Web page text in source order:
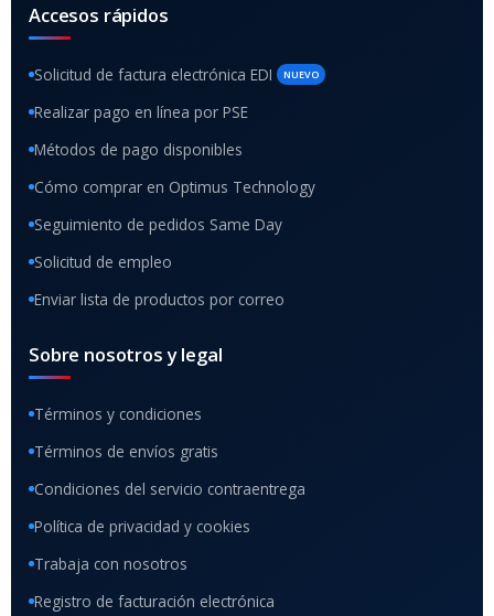
Accesos rápidos
Solicitud de factura electrónica EDI NUEVO
Realizar pago en línea por PSE
Métodos de pago disponibles
Cómo comprar en Optimus Technology
Seguimiento de pedidos Same Day
Solicitud de empleo
Enviar lista de productos por correo
Sobre nosotros y legal
Términos y condiciones
Términos de envíos gratis
Condiciones del servicio contraentrega
Política de privacidad y cookies
Trabaja con nosotros
Registro de facturación electrónica